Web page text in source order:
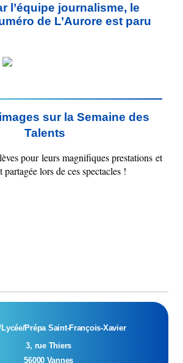
l’équipe journalisme, le
de L’Aurore est paru
sur la Semaine des
Talents
pour leurs magnifiques prestations et
partagée lors de ces spectacles !
Prépa Saint-François-Xavier
  3, rue Thiers
  56000 Vannes